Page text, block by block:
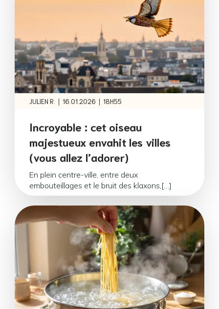
JULIEN R. | 16.01.2026 | 18H55
Incroyable : cet oiseau
majestueux envahit les villes
(vous allez l’adorer)
En plein centre-ville, entre deux
embouteillages et le bruit des klaxons,[…]